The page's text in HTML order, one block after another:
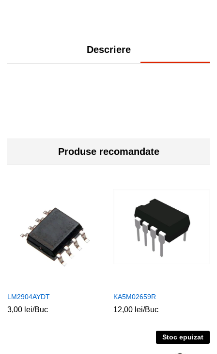
Descriere
Produse recomandate
LM2904AYDT
3,00 lei/Buc
KA5M02659R
12,00 lei/Buc
Stoc epuizat